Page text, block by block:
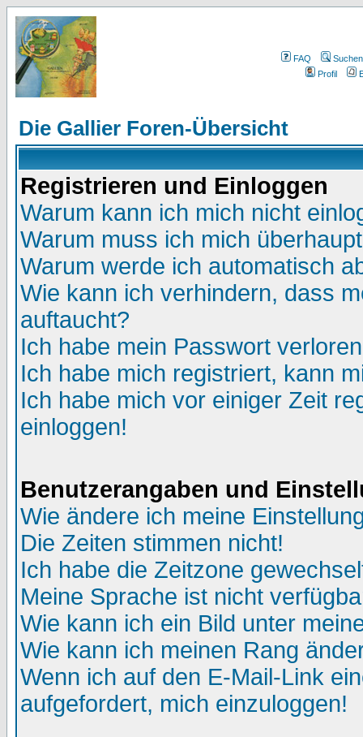
FAQ
Suchen
Profil
Die Gallier Foren-Übersicht
Registrieren und Einloggen
Warum kann ich mich nicht
Warum muss ich mich
Warum werde ich automatisch
Wie kann ich verhindern, dass
auftaucht?
Ich habe mein Passwort
Ich habe mich registriert, kann
Ich habe mich vor einiger Zeit
einloggen!
Benutzerangaben und
Wie ändere ich meine
Die Zeiten stimmen nicht!
Ich habe die Zeitzone
Meine Sprache ist nicht
Wie kann ich ein Bild unter
Wie kann ich meinen Rang
Wenn ich auf den E-Mail-Link
aufgefordert, mich einzuloggen!